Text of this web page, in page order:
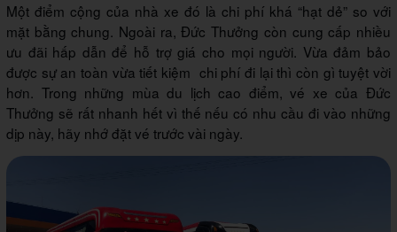
Một điểm cộng của nhà xe đó là chi phí khá “hạt dẻ” so với
mặt bằng chung. Ngoài ra, Đức Thưởng còn cung cấp nhiều
ưu đãi hấp dẫn để hỗ trợ giá cho mọi người. Vừa đảm bảo
được sự an toàn vừa tiết kiệm chi phí đi lại thì còn gì tuyệt vời
hơn. Trong những mùa du lịch cao điểm, vé xe của Đức
Thưởng sẽ rất nhanh hết vì thế nếu có nhu cầu đi vào những
dịp này, hãy nhớ đặt vé trước vài ngày.